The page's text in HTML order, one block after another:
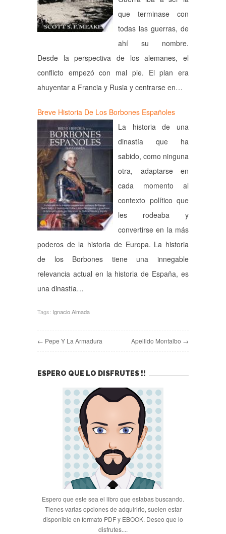
que terminase con
todas las guerras, de
ahí su nombre.
Desde la perspectiva de los alemanes, el
conflicto empezó con mal pie. El plan era
ahuyentar a Francia y Rusia y centrarse en…
Breve Historia De Los Borbones Españoles
La historia de una
dinastía que ha
sabido, como ninguna
otra, adaptarse en
cada momento al
contexto político que
les rodeaba y
convertirse en la más
poderos de la historia de Europa. La historia
de los Borbones tiene una innegable
relevancia actual en la historia de España, es
una dinastía…
Tags: Ignacio Almada
← Pepe Y La Armadura Apellido Montalbo →
ESPERO QUE LO DISFRUTES !!
Espero que este sea el libro que estabas buscando.
Tienes varias opciones de adquirirlo, suelen estar
disponible en formato PDF y EBOOK. Deseo que lo
disfrutes....